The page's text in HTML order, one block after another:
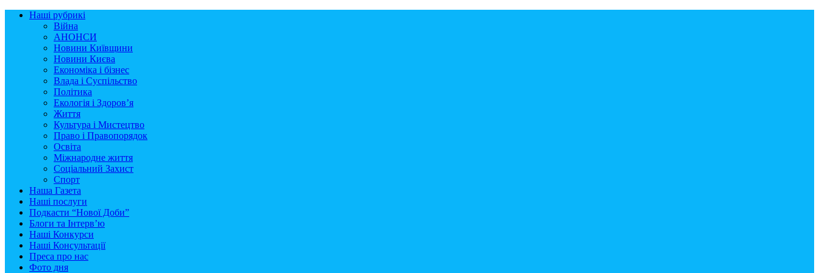
Наші рубрикі
Війна
АНОНСИ
Новини Київщини
Новини Києва
Економіка і бізнес
Влада і Суспільство
Політика
Екологія і Здоров’я
Життя
Культура і Мистецтво
Право і Правопорядок
Освіта
Міжнародне життя
Соціальний Захист
Спорт
Наша Газета
Наші послуги
Подкасти “Нової Доби”
Блоги та Інтерв’ю
Наші Конкурси
Наші Консультації
Преса про нас
Фото дня